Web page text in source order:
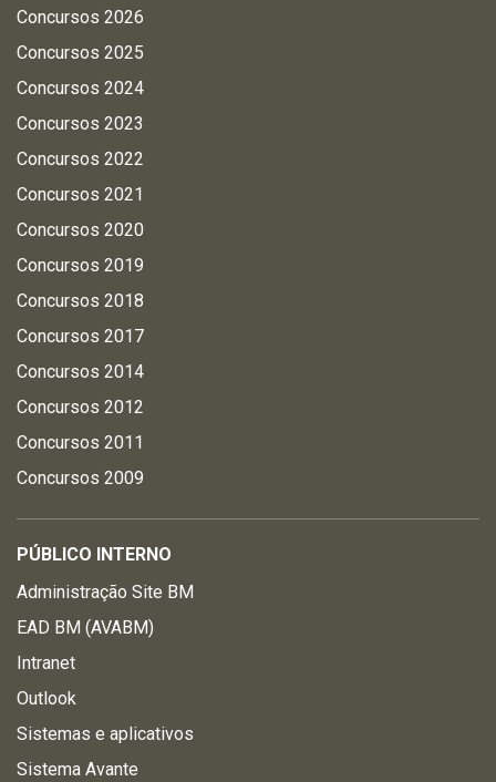
Concursos 2026
Concursos 2025
Concursos 2024
Concursos 2023
Concursos 2022
Concursos 2021
Concursos 2020
Concursos 2019
Concursos 2018
Concursos 2017
Concursos 2014
Concursos 2012
Concursos 2011
Concursos 2009
PÚBLICO INTERNO
Administração Site BM
EAD BM (AVABM)
Intranet
Outlook
Sistemas e aplicativos
Sistema Avante